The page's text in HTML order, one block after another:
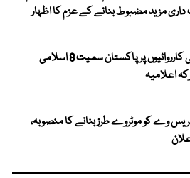
مزید مضبوط بنانے کے عزم کا اظہار
غزہ میں اسرائیلی کارروائیوں پر پاکستان سمیت 8 اسلامی
اعلامیہ
وے کو موٹروے طرز بنانے کا منصوبہ،